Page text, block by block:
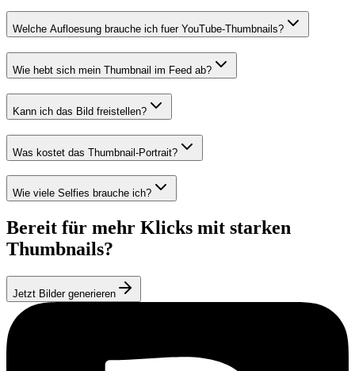
Welche Aufloesung brauche ich fuer YouTube-Thumbnails?
Wie hebt sich mein Thumbnail im Feed ab?
Kann ich das Bild freistellen?
Was kostet das Thumbnail-Portrait?
Wie viele Selfies brauche ich?
Bereit für mehr Klicks mit starken
Thumbnails?
Jetzt Bilder generieren